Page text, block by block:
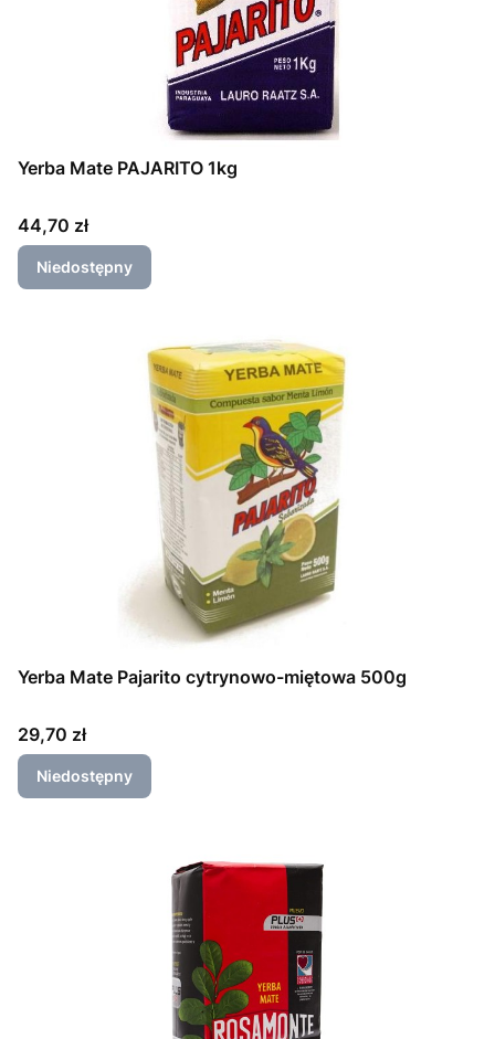
Yerba Mate PAJARITO 1kg
Cena
44,70 zł
Niedostępny
Yerba Mate Pajarito cytrynowo-miętowa 500g
Cena
29,70 zł
Niedostępny